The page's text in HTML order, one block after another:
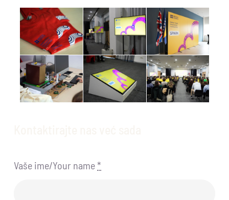
Vaše ime/Your name *